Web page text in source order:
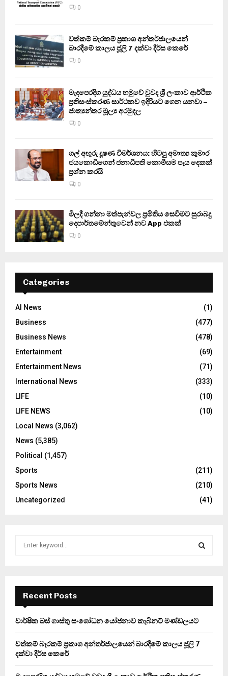
0
වත්කම් බැරකම් ප්‍රකාශ අන්තර්ජාලයෙන්
බාරදීමේ කාලය ජූලි 7 දක්වා දීර්ඝ කෙරේ
0
මැදපෙරදිග යුද්ධය හමුවේ වුවද ශ්‍රී ලංකාව ආර්ථික
ප්‍රතිසංස්කරණ සාර්ථකව ඉදිරියට ගෙන යනවා –
ජාත්‍යන්තර මූල්‍ය අරමුදල
0
ගල් අඟුරු දූෂණ විමර්ශනය: හිටපු අමාත්‍ය කුමාර
ජයකොඩිගෙන් ජනාධිපති කොමිසම පැය දෙකක්
ප්‍රශ්න කරයි
0
මිලදී ගන්නා මත්පැන්වල ප්‍රමිතිය සෙවීමට සුරාබදු
දෙපාර්තමේන්තුවෙන් නව App එකක්
0
Categories
AI News
(1)
Business
(477)
Business News
(478)
Entertainment
(69)
Entertainment News
(71)
International News
(333)
LIFE
(10)
LIFE NEWS
(10)
Local News (3,062)
News (5,385)
Political (1,457)
Sports
(211)
Sports News
(210)
Uncategorized
(41)
f
r
E
A
Recent Posts
වාර්ෂික බස් ගාස්තු සංශෝධන යෝජනාව කැබිනට් මණ්ඩලයට
වත්කම් බැරකම් ප්‍රකාශ අන්තර්ජාලයෙන් බාරදීමේ කාලය ජූලි 7
දක්වා දීර්ඝ කෙරේ